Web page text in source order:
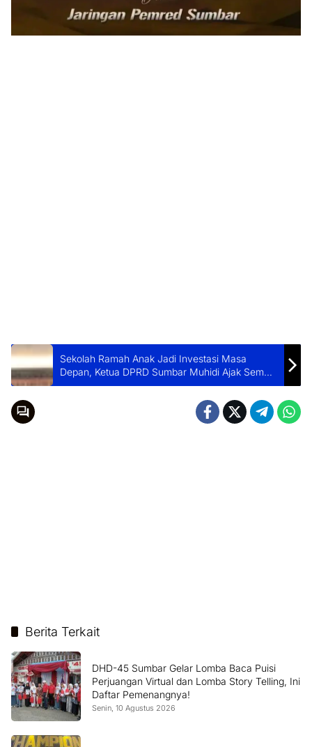
Sekolah Ramah Anak Jadi Investasi Masa
Depan, Ketua DPRD Sumbar Muhidi Ajak Semua
Pihak Perkuat Kolaborasi
Berita Terkait
DHD-45 Sumbar Gelar Lomba Baca Puisi
Perjuangan Virtual dan Lomba Story Telling, Ini
Daftar Pemenangnya!
Senin, 10 Agustus 2026